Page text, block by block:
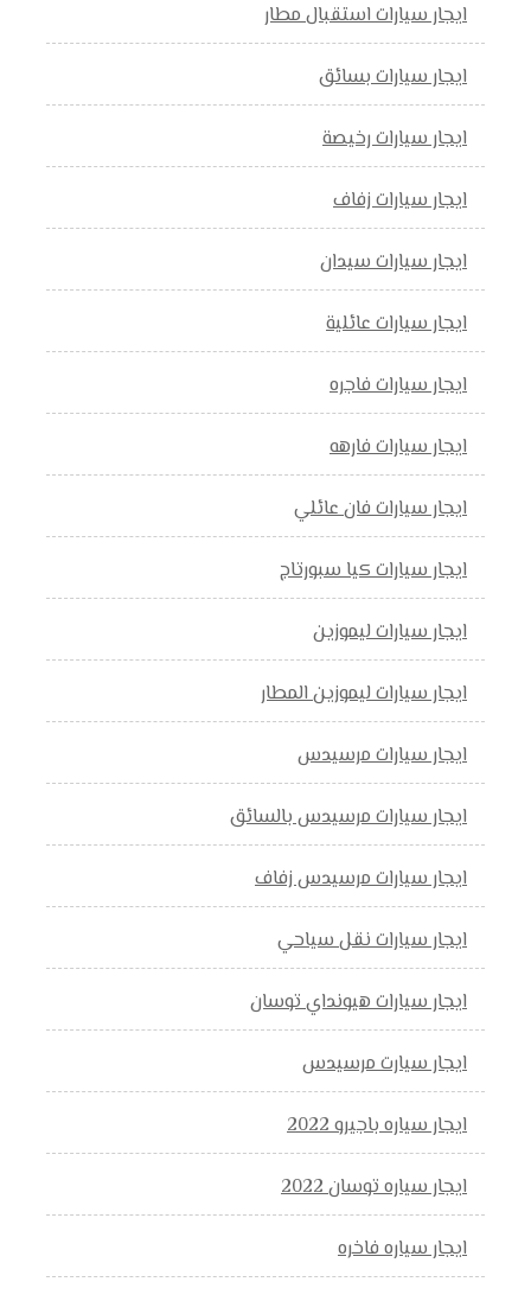
ايجار سيارات استقبال مطار
ايجار سيارات بسائق
ايجار سيارات رخيصة
ايجار سيارات زفاف
ايجار سيارات سيدان
ايجار سيارات عائلية
ايجار سيارات فاجره
ايجار سيارات فارهه
ايجار سيارات فان عائلي
ايجار سيارات كيا سبورتاج
ايجار سيارات ليموزين
ايجار سيارات ليموزين المطار
ايجار سيارات مرسيدس
ايجار سيارات مرسيدس بالسائق
ايجار سيارات مرسيدس زفاف
ايجار سيارات نقل سياحي
ايجار سيارات هيونداي توسان
ايجار سيارت مرسيدس
ايجار سياره باجيرو 2022
ايجار سياره توسان 2022
ايجار سياره فاخره